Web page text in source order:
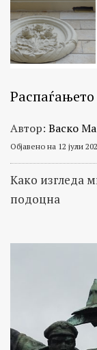
Распаѓањето
Автор: Васко
Објавено на 12 јули
Како изгледа
подоцна